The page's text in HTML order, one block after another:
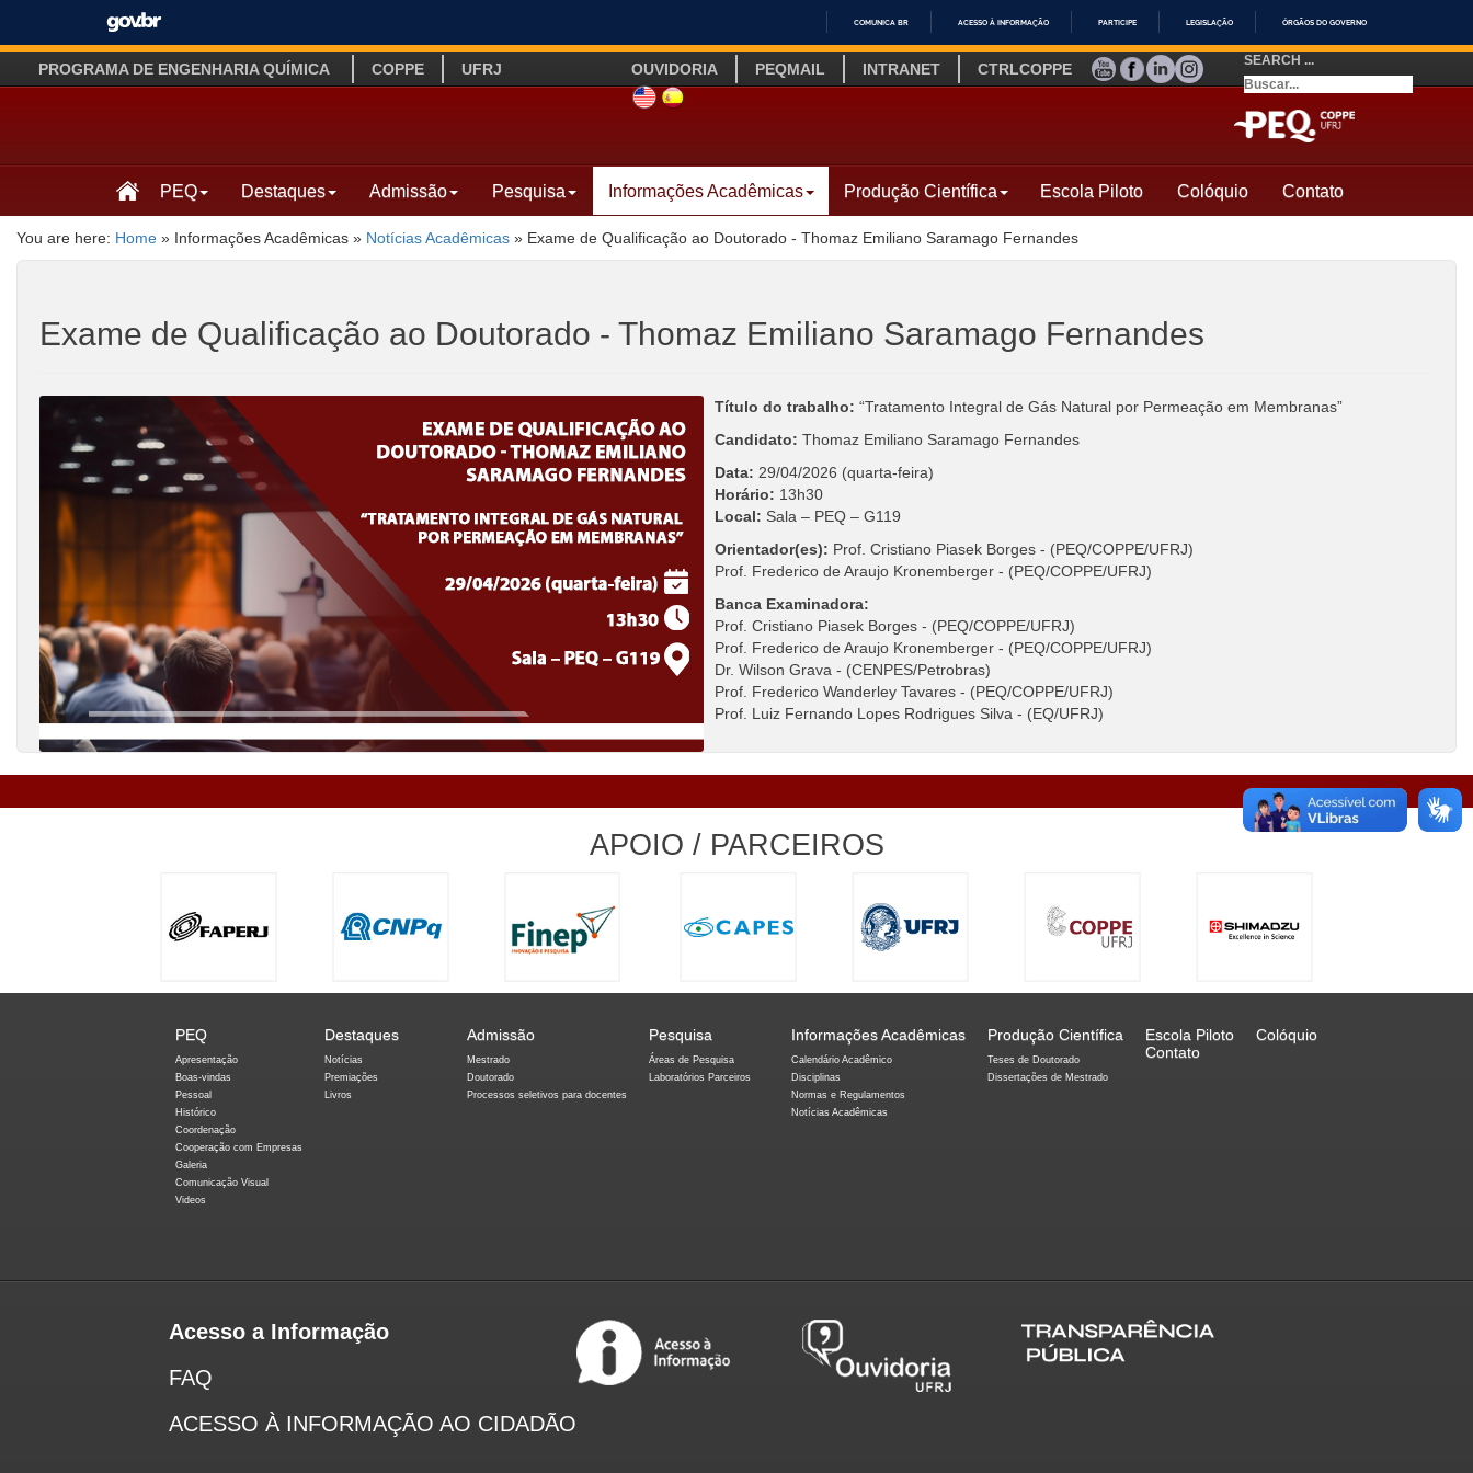
IR
O
COMUNICA BR ACESSO À INFORMAÇÃO PARTICIPE LEGISLAÇÃO ÓRGÃOS DO GOVERNO
PROGRAMA DE ENGENHARIA QUÍMICA COPPE UFRJ OUVIDORIA PEQMAIL INTRANET CTRLCOPPE YOUTUBE
FACEBOOK
LINKEDIN
INSTAGRAM
SITE INGLÊS
LINK SITE ESPANHOL
SEARCH ...
PEQ Destaques Admissão Pesquisa Informações Acadêmicas Produção Científica Escola Piloto Colóquio Contato
You are here: Home » Informações Acadêmicas » Notícias Acadêmicas » Exame de Qualificação ao Doutorado - Thomaz Emiliano Saramago Fernandes
Exame de Qualificação ao Doutorado - Thomaz Emiliano Saramago Fernandes
Título do trabalho: “Tratamento Integral de Gás Natural por Permeação em Membranas”
Candidato: Thomaz Emiliano Saramago Fernandes
Data: 29/04/2026 (quarta-feira)
Horário: 13h30
Local: Sala – PEQ – G119
Orientador(es): Prof. Cristiano Piasek Borges - (PEQ/COPPE/UFRJ)
Prof. Frederico de Araujo Kronemberger - (PEQ/COPPE/UFRJ)
Banca Examinadora:
Prof. Cristiano Piasek Borges - (PEQ/COPPE/UFRJ)
Prof. Frederico de Araujo Kronemberger - (PEQ/COPPE/UFRJ)
Dr. Wilson Grava - (CENPES/Petrobras)
Prof. Frederico Wanderley Tavares - (PEQ/COPPE/UFRJ)
Prof. Luiz Fernando Lopes Rodrigues Silva - (EQ/UFRJ)
APOIO / PARCEIROS
PEQ
Apresentação
Boas-vindas
Pessoal
Histórico
Coordenação
Cooperação com Empresas
Galeria
Comunicação Visual
Videos
Destaques
Notícias
Premiações
Livros
Admissão
Mestrado
Doutorado
Processos seletivos para docentes
Pesquisa
Áreas de Pesquisa
Laboratórios Parceiros
Informações Acadêmicas
Calendário Acadêmico
Disciplinas
Normas e Regulamentos
Notícias Acadêmicas
Produção Científica
Teses de Doutorado
Dissertações de Mestrado
Escola Piloto
Colóquio
Contato
Acesso a Informação
FAQ
ACESSO À INFORMAÇÃO AO CIDADÃO